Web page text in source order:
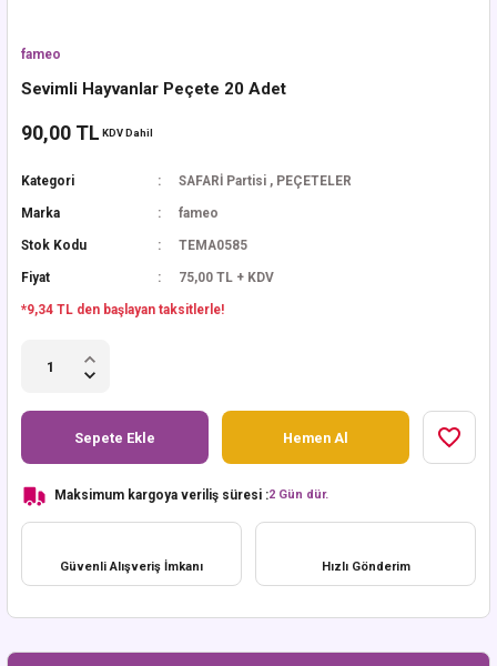
fameo
Sevimli Hayvanlar Peçete 20 Adet
90,00 TL KDV Dahil
Kategori SAFARİ Partisi , PEÇETELER
Marka fameo
Stok Kodu TEMA0585
Fiyat 75,00 TL + KDV
*9,34 TL den başlayan taksitlerle!
Sepete Ekle Hemen Al
Maksimum kargoya veriliş süresi :2 Gün dür.
Güvenli Alışveriş İmkanı Hızlı Gönderim